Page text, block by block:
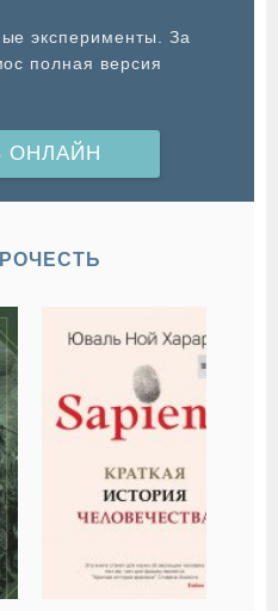
эксперименты. За
полная версия
ОНЛАЙН